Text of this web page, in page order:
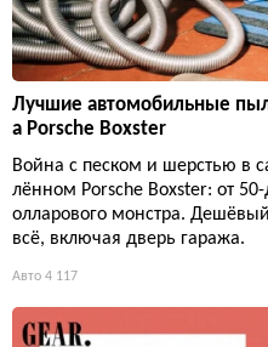
Лучшие автомобильные
а Porsche Boxster
Война с песком и шерстью в
лённом Porsche Boxster: от
олларового монстра.
всё, включая дверь гаража.
Авто 4 117